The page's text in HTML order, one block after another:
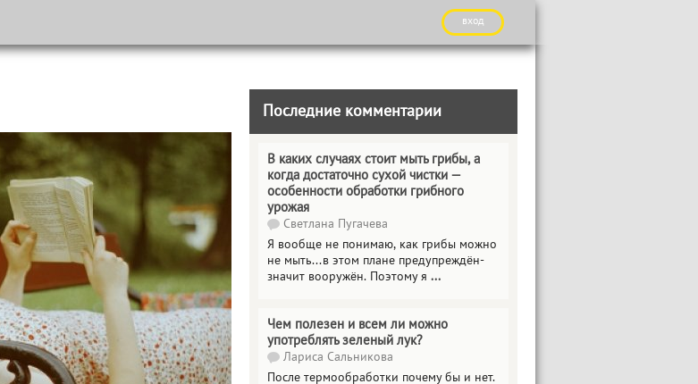
вход
Последние комментарии
В каких случаях стоит мыть грибы, а
когда достаточно сухой чистки —
особенности обработки грибного
урожая
Светлана Пугачева
Я вообще не понимаю, как грибы можно
не мыть...в этом плане предупреждён-
значит вооружён. Поэтому я ...
Чем полезен и всем ли можно
употреблять зеленый лук?
Лариса Сальникова
После термообработки почему бы и нет.